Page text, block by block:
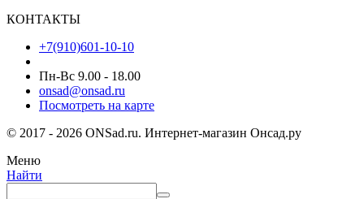
КОНТАКТЫ
+7(910)601-10-10
Пн-Вс 9.00 - 18.00
onsad@onsad.ru
Посмотреть на карте
© 2017 - 2026 ONSad.ru. Интернет-магазин Онсад.ру
Меню
Найти